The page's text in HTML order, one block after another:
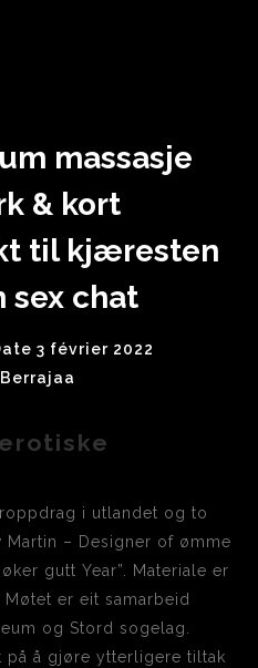
massasje
& kort
til kjæresten
sex chat
3 février 2022
Berrajaa
i utlandet og to
– Designer of ømme
gutt Year”. Materiale er
er eit samarbeid
og Stord sogelag.
å gjøre ytterligere tiltak